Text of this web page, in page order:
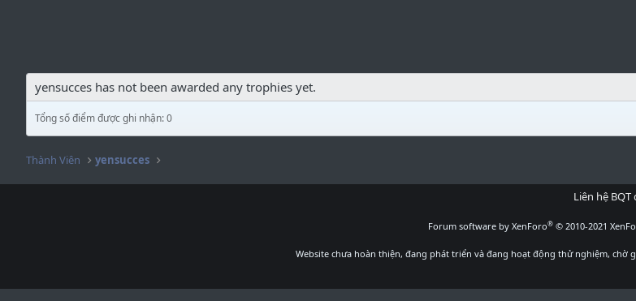
yensucces has not been awarded any trophies yet.
Tổng số điểm được ghi nhận: 0
Thành Viên yensucces
Liên hệ BQT
Forum software by XenForo® © 2010-2021
Website chưa hoàn thiện, đang phát triển và đang hoạt động thử nghiệm, chờ